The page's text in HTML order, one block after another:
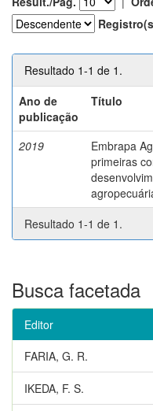
Resultado 1-1 de 1.
Ano de
publicação
Título
2019
Embrapa
primeiras
Resultado 1-1 de 1.
Busca facetada
Editor
FARIA, G. R.
IKEDA, F. S.